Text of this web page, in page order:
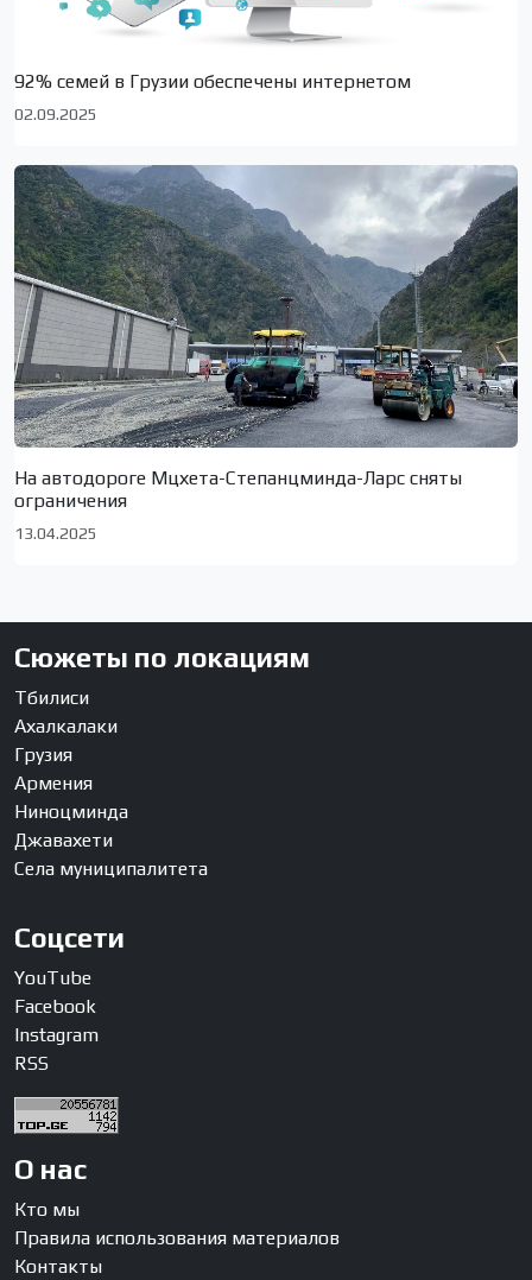
92% семей в Грузии обеспечены интернетом
02.09.2025
На автодороге Мцхета-Степанцминда-Ларс сняты
ограничения
13.04.2025
Сюжеты по локациям
Тбилиси
Ахалкалаки
Грузия
Армения
Ниноцминда
Джавахети
Села муниципалитета
Соцсети
YouTube
Facebook
Instagram
RSS
О нас
Кто мы
Правила использования материалов
Контакты